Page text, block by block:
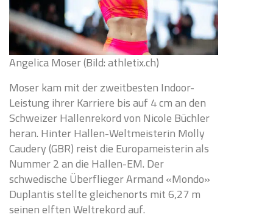
Angelica Moser (Bild: athletix.ch)
Moser kam mit der zweitbesten Indoor-
Leistung ihrer Karriere bis auf 4 cm an den
Schweizer Hallenrekord von Nicole Büchler
heran. Hinter Hallen-Weltmeisterin Molly
Caudery (GBR) reist die Europameisterin als
Nummer 2 an die Hallen-EM. Der
schwedische Überflieger Armand «Mondo»
Duplantis stellte gleichenorts mit 6,27 m
seinen elften Weltrekord auf.